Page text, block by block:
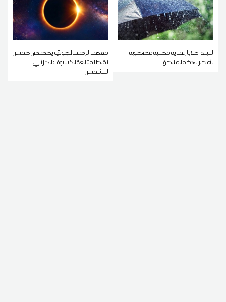
الليلة: خلايا رعدية محلية مصحوبة
بأمطار بهذه المناطق
معهد الرصد الجوي يخصص خمس
نقاط لمتابعة الكسوف الجزئي
للشمس